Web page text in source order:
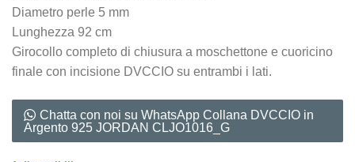
Diametro perle 5 mm
Lunghezza 92 cm
Girocollo completo di chiusura a moschettone e cuoricino
finale con incisione DVCCIO su entrambi i lati.
Chatta con noi su WhatsApp Collana DVCCIO in
Argento 925 JORDAN CLJO1016_G